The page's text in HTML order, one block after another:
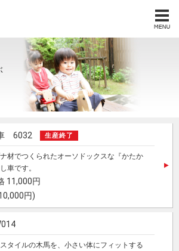
6032 生産終了
材でつくられたオーソドックスな『かたか
車です。
11,000円
円)
タイルの木馬を、小さい体にフィットする